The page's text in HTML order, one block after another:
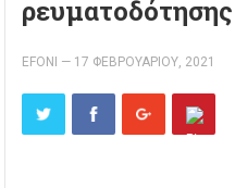
EFONI — 17 ΦΕΒΡΟΥΑΡΊΟΥ, 2021